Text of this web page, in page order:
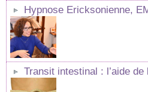
Hypnose Ericksonienne,
Transit intestinal : l’aide de